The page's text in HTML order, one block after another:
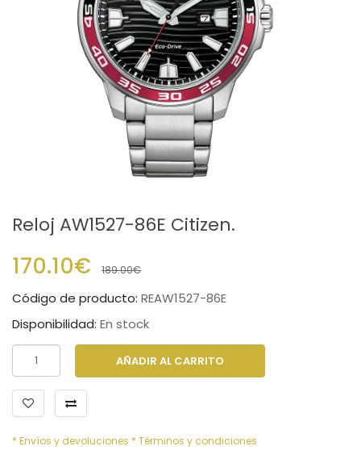
Reloj AW1527-86E Citizen.
170.10€ 189.00€
Código de producto: REAW1527-86E
Disponibilidad: En stock
AÑADIR AL CARRITO
* Envíos y devoluciones * Términos y condiciones